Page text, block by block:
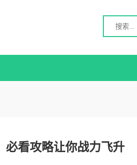
必看攻略让你战力飞升